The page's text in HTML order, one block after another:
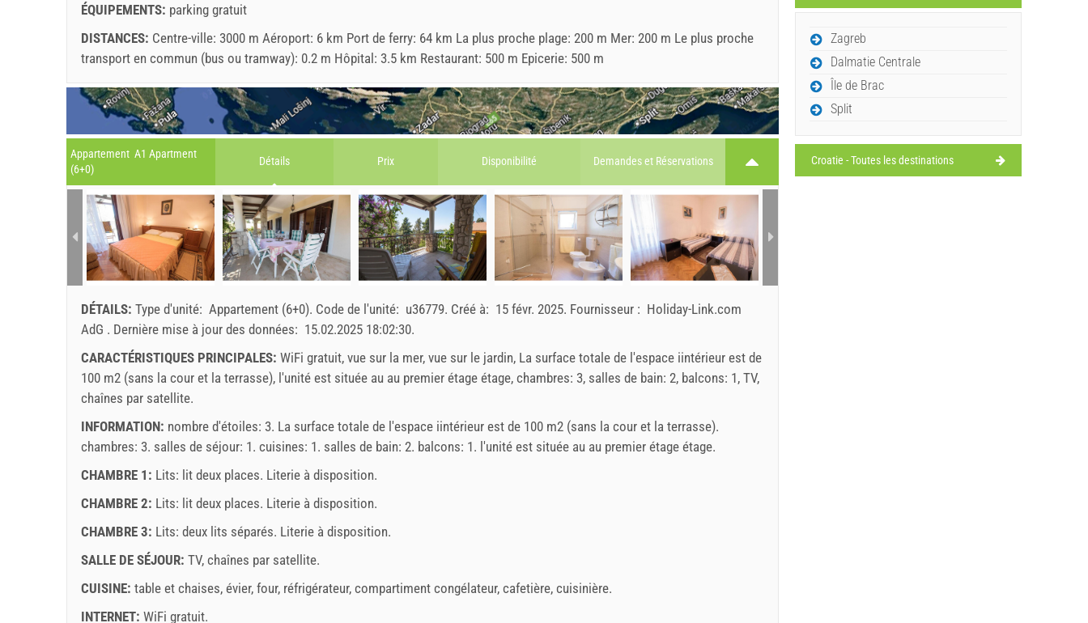
ÉQUIPEMENTS: parking gratuit
DISTANCES: Centre-ville: 3000 m Aéroport: 6 km Port de ferry: 64 km La plus proche plage: 200 m Mer: 200 m Le plus proche
transport en commun (bus ou tramway): 0.2 m Hôpital: 3.5 km Restaurant: 500 m Epicerie: 500 m
Appartement A1 Apartment
(6+0)
Détails Prix Disponibilité Demandes et Réservations
DÉTAILS: Type d'unité: Appartement (6+0). Code de l'unité: u36779. Créé à: 15 févr. 2025. Fournisseur : Holiday-Link.com
AdG . Dernière mise à jour des données: 15.02.2025 18:02:30.
CARACTÉRISTIQUES PRINCIPALES: WiFi gratuit, vue sur la mer, vue sur le jardin, La surface totale de l'espace iintérieur est de
100 m2 (sans la cour et la terrasse), l'unité est située au au premier étage étage, chambres: 3, salles de bain: 2, balcons: 1, TV,
chaînes par satellite.
INFORMATION: nombre d'étoiles: 3. La surface totale de l'espace iintérieur est de 100 m2 (sans la cour et la terrasse).
chambres: 3. salles de séjour: 1. cuisines: 1. salles de bain: 2. balcons: 1. l'unité est située au au premier étage étage.
CHAMBRE 1: Lits: lit deux places. Literie à disposition.
CHAMBRE 2: Lits: lit deux places. Literie à disposition.
CHAMBRE 3: Lits: deux lits séparés. Literie à disposition.
SALLE DE SÉJOUR: TV, chaînes par satellite.
CUISINE: table et chaises, évier, four, réfrigérateur, compartiment congélateur, cafetière, cuisinière.
INTERNET: WiFi gratuit.
Zagreb
Dalmatie Centrale
Île de Brac
Split
Croatie - Toutes les destinations